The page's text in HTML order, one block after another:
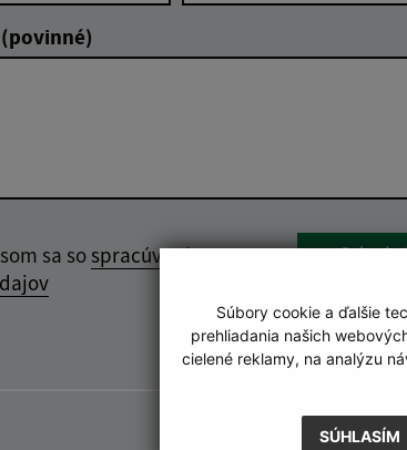
Súbory cookie a ďalšie
prehliadania našich
cielené reklamy, na analýzu
SÚHLASÍM
sa sospracúvaním